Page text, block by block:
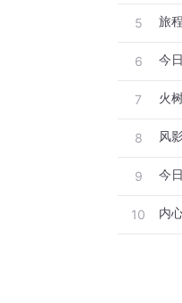
5 旅
6 今
7 火
8 风
9 今
10 内